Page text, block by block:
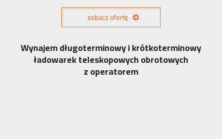
zobacz ofertę
Wynajem długoterminowy i krótkoterminowy
ładowarek teleskopowych obrotowych
z operatorem